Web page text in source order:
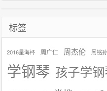
标签
2016星海杯 周广仁 周杰伦 周铭孙
学钢琴 孩子学